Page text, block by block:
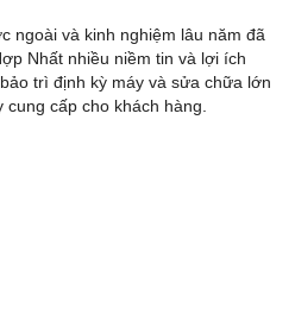
ngoài và kinh nghiệm lâu năm đã
Nhất nhiều niềm tin và lợi ích
trì định kỳ máy và sửa chữa lớn
cấp cho khách hàng.